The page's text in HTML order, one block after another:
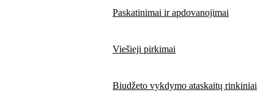
Paskatinimai ir apdovanojimai
Viešieji pirkimai
Biudžeto vykdymo ataskaitų rinkiniai